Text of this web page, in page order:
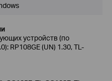
устройств (по
RP108GE (UN) 1.30, TL-